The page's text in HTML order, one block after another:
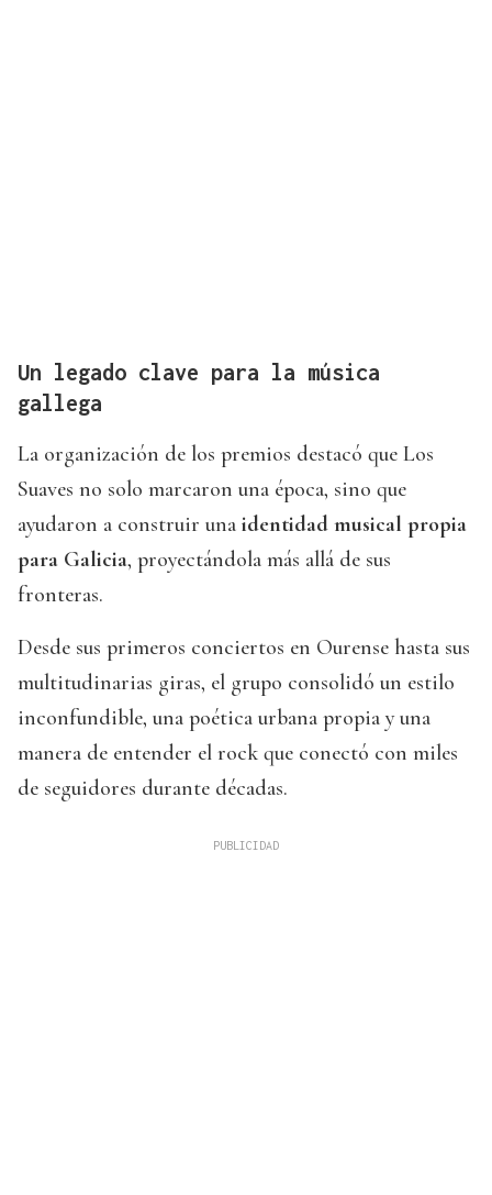
Un legado clave para la música
gallega
La organización de los premios destacó que Los
Suaves no solo marcaron una época, sino que
ayudaron a construir una identidad musical propia
para Galicia, proyectándola más allá de sus
fronteras.
Desde sus primeros conciertos en Ourense hasta sus
multitudinarias giras, el grupo consolidó un estilo
inconfundible, una poética urbana propia y una
manera de entender el rock que conectó con miles
de seguidores durante décadas.